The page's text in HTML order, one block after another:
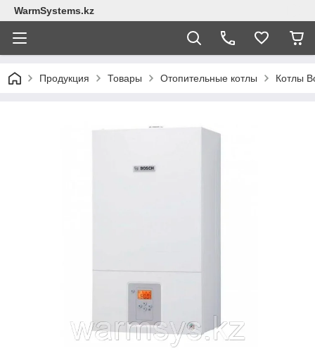
WarmSystems.kz
Продукция Товары Отопительные котлы Котлы